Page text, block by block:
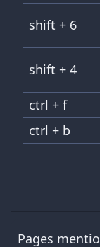
shift + 6
shift + 4
ctrl + f
ctrl + b
Pages